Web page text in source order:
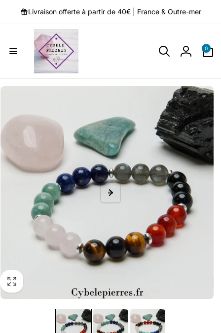
passer Livraison offerte à partir de 40€ | France & Outre-mer
0
0 article